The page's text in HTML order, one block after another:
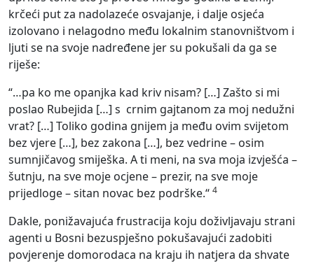
krčeći put za nadolazeće osvajanje, i dalje osjeća
izolovano i nelagodno među lokalnim stanovništvom i
ljuti se na svoje nadređene jer su pokušali da ga se
riješe:
“…pa ko me opanjka kad kriv nisam? […] Zašto si mi
poslao Rubejida […] s crnim gajtanom za moj nedužni
vrat? […] Toliko godina gnijem ja među ovim svijetom
bez vjere […], bez zakona […], bez vedrine – osim
sumnjičavog smiješka. A ti meni, na sva moja izvješća –
šutnju, na sve moje ocjene – prezir, na sve moje
prijedloge – sitan novac bez podrške.“ 4
Dakle, ponižavajuća frustracija koju doživljavaju strani
agenti u Bosni bezuspješno pokušavajući zadobiti
povjerenje domorodaca na kraju ih natjera da shvate